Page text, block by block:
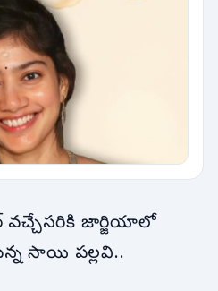
వచ్చేసరికి జార్జియాలో
సాయి పల్లవి..